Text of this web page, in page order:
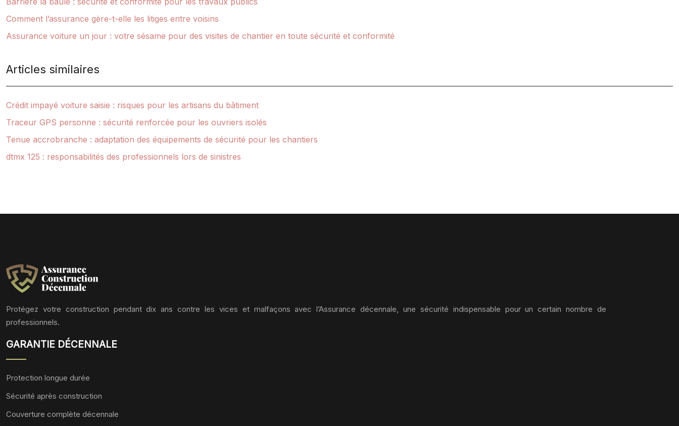
Comment l’assurance gère-t-elle les litiges entre voisins
Assurance voiture un jour : votre sésame pour des visites de chantier en toute sécurité et conformité
Articles similaires
Crédit impayé voiture saisie : risques pour les artisans du bâtiment
Traceur GPS personne : sécurité renforcée pour les ouvriers isolés
Tenue accrobranche : adaptation des équipements de sécurité pour les chantiers
dtmx 125 : responsabilités des professionnels lors de sinistres
Protégez votre construction pendant dix ans contre les vices et malfaçons avec l’Assurance décennale, une sécurité indispensable pour un certain nombre de
professionnels.
GARANTIE DÉCENNALE
Protection longue durée
Sécurité après construction
Couverture complète décennale